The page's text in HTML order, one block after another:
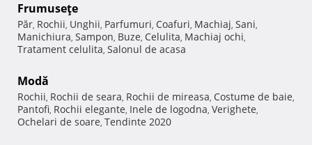
Frumuseţe
Păr, Rochii, Unghii, Parfumuri, Coafuri, Machiaj, Sani,
Manichiura, Sampon, Buze, Celulita, Machiaj ochi,
Tratament celulita, Salonul de acasa
Modă
Rochii, Rochii de seara, Rochii de mireasa, Costume de baie,
Pantofi, Rochii elegante, Inele de logodna, Verighete,
Ochelari de soare, Tendinte 2020